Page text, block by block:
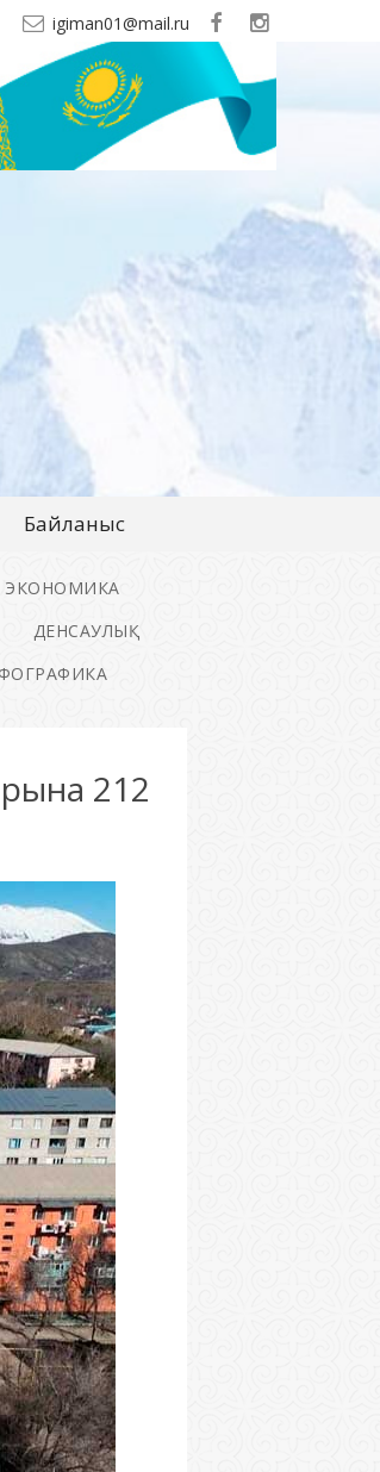
igiman01@mail.ru
Байланыс
ЭКОНОМИКА
ДЕНСАУЛЫҚ
212